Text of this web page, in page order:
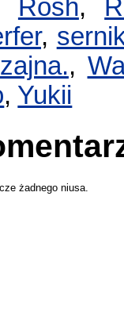
Rosh,
,
,
, Yukii
żadnego niusa.